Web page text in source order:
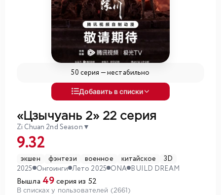
50 серия —нестабильно
Добавить в списки
«Цзычуань 2»22 серия
Zi Chuan 2nd Season ▼
9.32
экшен фэнтези военное китайское
3D
2025 Онгоинги Лето 2025 ONA BUILD DREAM
Вышла 49серия из 52
В списках у пользователей (2661)